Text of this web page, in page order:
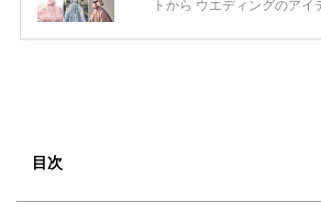
トから ウエディングのアイ
目次